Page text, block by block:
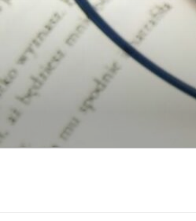
Skip
content